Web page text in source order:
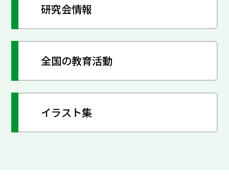
研究会情報
全国の教育活動
イラスト集